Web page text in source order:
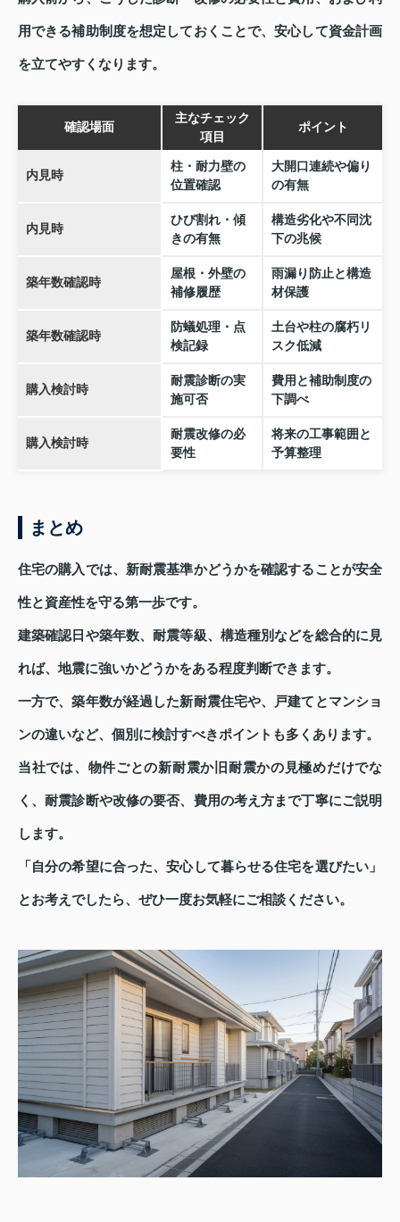
用できる補助制度を想定しておくことで、安心して資金計画
を立てやすくなります。
確認場面
主なチェック
項目
ポイント
内見時
柱・耐力壁の
位置確認
大開口連続や偏り
の有無
内見時
ひび割れ・傾
きの有無
構造劣化や不同沈
下の兆候
築年数確認時
屋根・外壁の
補修履歴
雨漏り防止と構造
材保護
築年数確認時
防蟻処理・点
検記録
土台や柱の腐朽リ
スク低減
購入検討時
耐震診断の実
施可否
費用と補助制度の
下調べ
購入検討時
耐震改修の必
要性
将来の工事範囲と
予算整理
まとめ
住宅の購入では、新耐震基準かどうかを確認することが安全
性と資産性を守る第一歩です。
建築確認日や築年数、耐震等級、構造種別などを総合的に見
れば、地震に強いかどうかをある程度判断できます。
一方で、築年数が経過した新耐震住宅や、戸建てとマンショ
ンの違いなど、個別に検討すべきポイントも多くあります。
当社では、物件ごとの新耐震か旧耐震かの見極めだけでな
く、耐震診断や改修の要否、費用の考え方まで丁寧にご説明
します。
「自分の希望に合った、安心して暮らせる住宅を選びたい」
とお考えでしたら、ぜひ一度お気軽にご相談ください。